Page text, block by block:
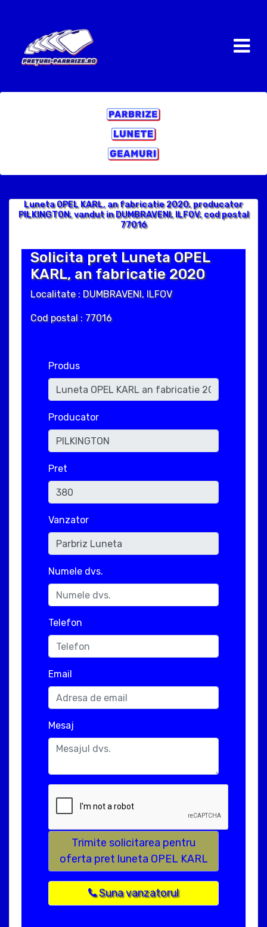
Luneta OPEL KARL, an fabricatie 2020, producator
PILKINGTON, vandut in DUMBRAVENI, ILFOV, cod postal
77016
Solicita pret Luneta OPEL
KARL, an fabricatie 2020
Localitate : DUMBRAVENI, ILFOV
Cod postal : 77016
Produs
Producator
Pret
Vanzator
Numele dvs.
Telefon
Email
Mesaj
Trimite solicitarea pentru
oferta pret luneta OPEL KARL
Suna vanzatorul